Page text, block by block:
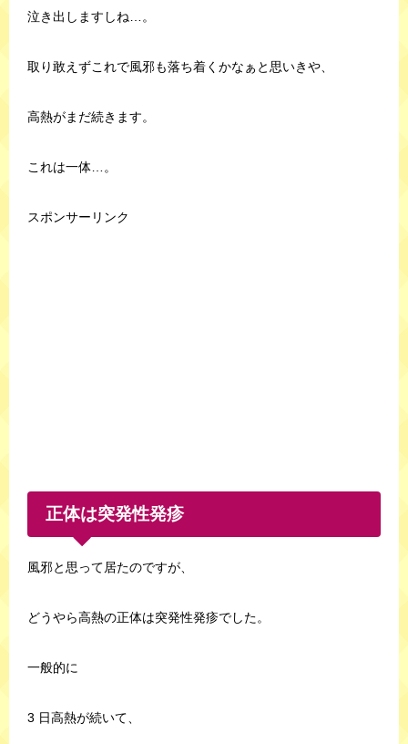
泣き出しますしね…。
取り敢えずこれで風邪も落ち着くかなぁと思いきや、
高熱がまだ続きます。
これは一体…。
スポンサーリンク
正体は突発性発疹
風邪と思って居たのですが、
どうやら高熱の正体は突発性発疹でした。
一般的に
3 日高熱が続いて、